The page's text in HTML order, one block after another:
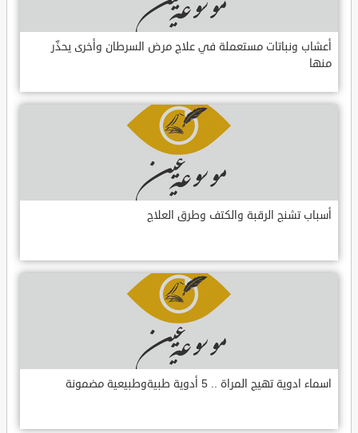
أعشاب ونباتات مستعملة في علاج مرض السرطان وأخرى يحذّر
منها
أسباب تشنج الرقبة والكتف وطرق العلاج
اسماء ادوية تهيج المراة .. 5 أدوية طبيةوطبيعية مضمونة